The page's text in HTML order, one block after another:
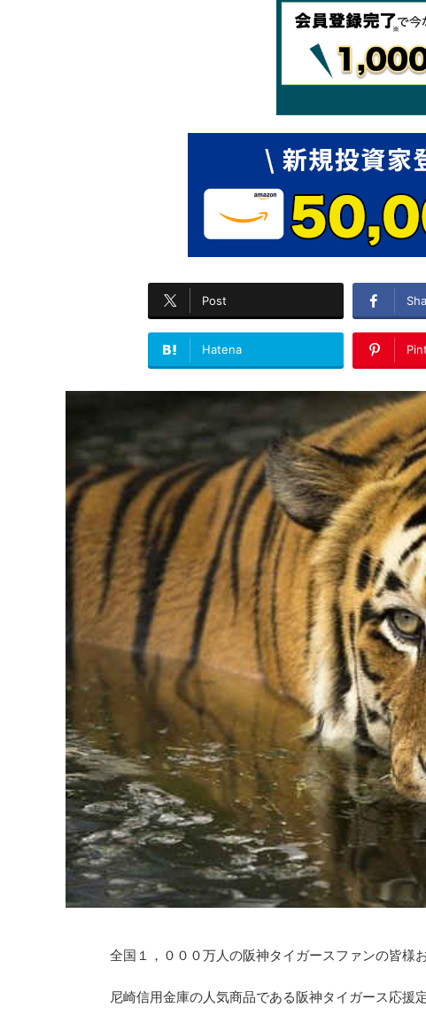
Post
Hatena
全国１，０００万人の阪神タイガースファンの皆様
尼崎信用金庫の人気商品である阪神タイガース応援